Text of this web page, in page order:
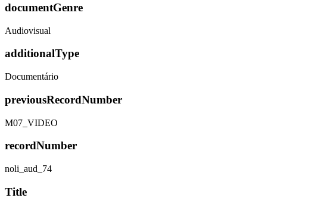
documentGenre
Audiovisual
additionalType
Documentário
previousRecordNumber
M07_VIDEO
recordNumber
noli_aud_74
Title